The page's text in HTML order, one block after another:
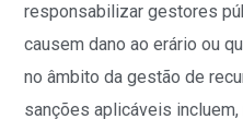
responsabilizar gestores
causem dano ao erário ou
no âmbito da gestão de
sanções aplicáveis